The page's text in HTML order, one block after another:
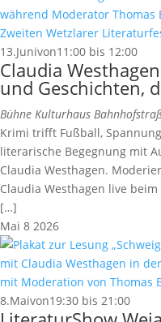
13.Junivon11:00 bis 12:00
Claudia
und Geschichten,
Bühne Kulturhaus
Krimi trifft Fußball,
literarische Begegnung mit
Claudia Westhagen.
Claudia Westhagen live
[…]
Mai 8 2026
8.Maivon19:30 bis 21:00